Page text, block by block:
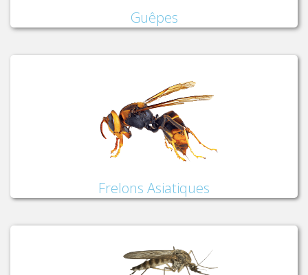
Guêpes
Frelons Asiatiques